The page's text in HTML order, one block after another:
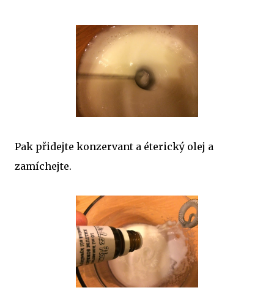
Pak přidejte konzervant a éterický olej a
zamíchejte.